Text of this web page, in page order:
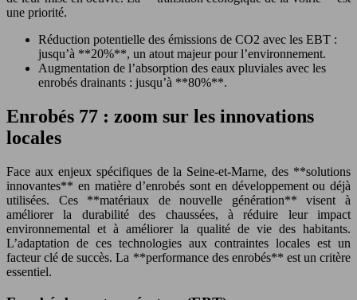
une priorité.
Réduction potentielle des émissions de CO2 avec les EBT :
jusqu’à **20%**, un atout majeur pour l’environnement.
Augmentation de l’absorption des eaux pluviales avec les
enrobés drainants : jusqu’à **80%**.
Enrobés 77 : zoom sur les innovations
locales
Face aux enjeux spécifiques de la Seine-et-Marne, des **solutions
innovantes** en matière d’enrobés sont en développement ou déjà
utilisées. Ces **matériaux de nouvelle génération** visent à
améliorer la durabilité des chaussées, à réduire leur impact
environnemental et à améliorer la qualité de vie des habitants.
L’adaptation de ces technologies aux contraintes locales est un
facteur clé de succès. La **performance des enrobés** est un critère
essentiel.